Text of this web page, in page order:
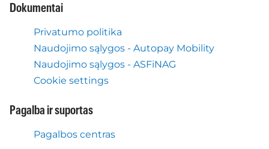
Dokumentai
Privatumo politika
Naudojimo sąlygos - Autopay Mobility
Naudojimo sąlygos - ASFiNAG
Cookie settings
Pagalba ir suportas
Pagalbos centras